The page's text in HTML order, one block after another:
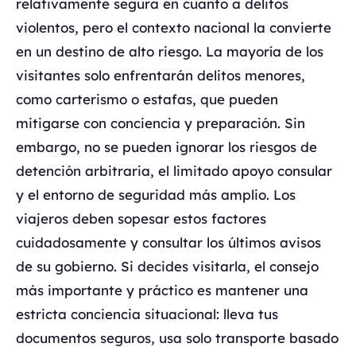
relativamente segura en cuanto a delitos
violentos, pero el contexto nacional la convierte
en un destino de alto riesgo. La mayoría de los
visitantes solo enfrentarán delitos menores,
como carterismo o estafas, que pueden
mitigarse con conciencia y preparación. Sin
embargo, no se pueden ignorar los riesgos de
detención arbitraria, el limitado apoyo consular
y el entorno de seguridad más amplio. Los
viajeros deben sopesar estos factores
cuidadosamente y consultar los últimos avisos
de su gobierno. Si decides visitarla, el consejo
más importante y práctico es mantener una
estricta conciencia situacional: lleva tus
documentos seguros, usa solo transporte basado